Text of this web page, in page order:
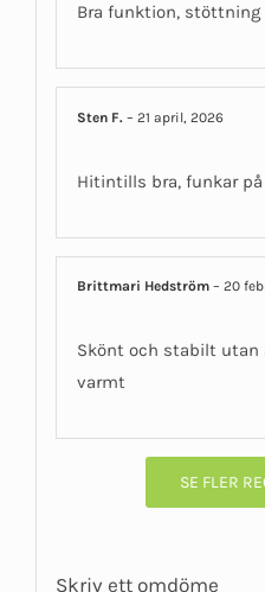
Bra funktion,
Sten F.– 21 april, 2026
Hitintills bra, funkar
Brittmari Hedström– 20
Skönt och stabilt
varmt
SE FLER
Skriv ett omdöme